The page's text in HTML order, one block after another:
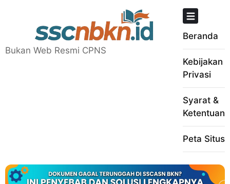
Bukan Web Resmi CPNS
Beranda
Kebijakan
Privasi
Syarat &
Ketentuan
Peta Situs